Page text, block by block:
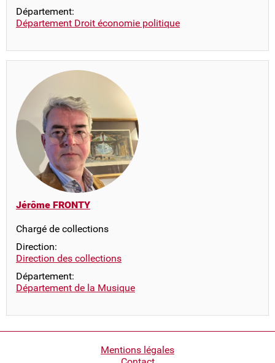
Département:
Département Droit économie politique
Jérôme FRONTY
Chargé de collections
Direction:
Direction des collections
Département:
Département de la Musique
Mentions légales